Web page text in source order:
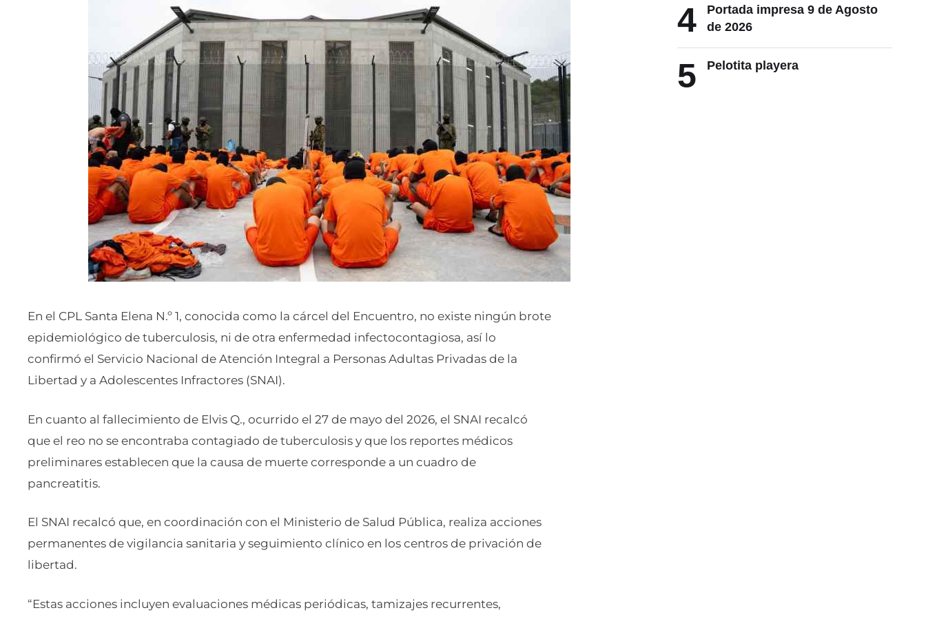
En el CPL Santa Elena N.º 1, conocida como la cárcel del Encuentro, no existe ningún brote
epidemiológico de tuberculosis, ni de otra enfermedad infectocontagiosa, así lo
confirmó el Servicio Nacional de Atención Integral a Personas Adultas Privadas de la
Libertad y a Adolescentes Infractores (SNAI).
En cuanto al fallecimiento de Elvis Q., ocurrido el 27 de mayo del 2026, el SNAI recalcó
que el reo no se encontraba contagiado de tuberculosis y que los reportes médicos
preliminares establecen que la causa de muerte corresponde a un cuadro de
pancreatitis.
El SNAI recalcó que, en coordinación con el Ministerio de Salud Pública, realiza acciones
permanentes de vigilancia sanitaria y seguimiento clínico en los centros de privación de
libertad.
“Estas acciones incluyen evaluaciones médicas periódicas, tamizajes recurrentes,
4
Portada impresa 9 de Agosto
de 2026
5 Pelotita playera